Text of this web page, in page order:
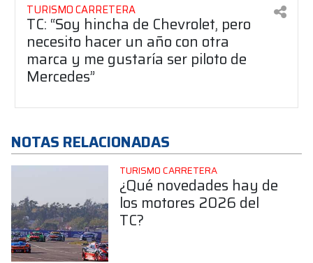
TURISMO CARRETERA
TC: “Soy hincha de Chevrolet, pero
necesito hacer un año con otra
marca y me gustaría ser piloto de
Mercedes”
NOTAS RELACIONADAS
TURISMO CARRETERA
¿Qué novedades hay de
los motores 2026 del
TC?